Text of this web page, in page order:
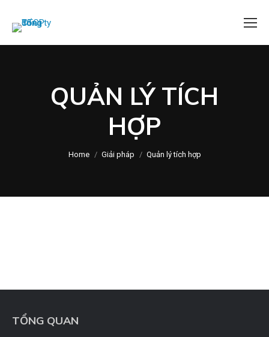
QUẢN LÝ TÍCH
HỢP
You are here:Home Giải pháp Quản lý tích hợp
TỔNG QUAN